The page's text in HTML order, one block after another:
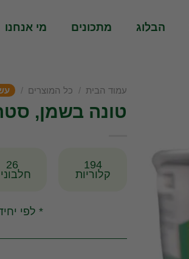
הבלוג מתכונים מי אנחנו
עמוד הבית / כל המוצרים /
טונה בשמן,
194
קלוריות
26
* לפי